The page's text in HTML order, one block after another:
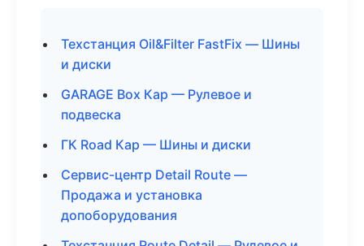
Техстанция Oil&Filter FastFix — Шины
и диски
GARAGE Box Кар — Рулевое и
подвеска
ГК Road Кар — Шины и диски
Сервис-центр Detail Route —
Продажа и установка
допоборудования